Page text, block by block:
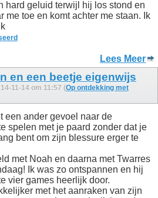
hard geluid terwijl hij los stond en
me toe en komt achter me staan. Ik
Lees Meer
en een beetje eigenwijs
11-14 om 11:57 (Op ontdekking met
een ander gevoel naar de
spelen met je paard zonder dat je
bent om zijn blessure erger te
met Noah en daarna met Twarres
Ik was zo ontspannen en hij
vier games heerlijk door.
met het aanraken van zijn